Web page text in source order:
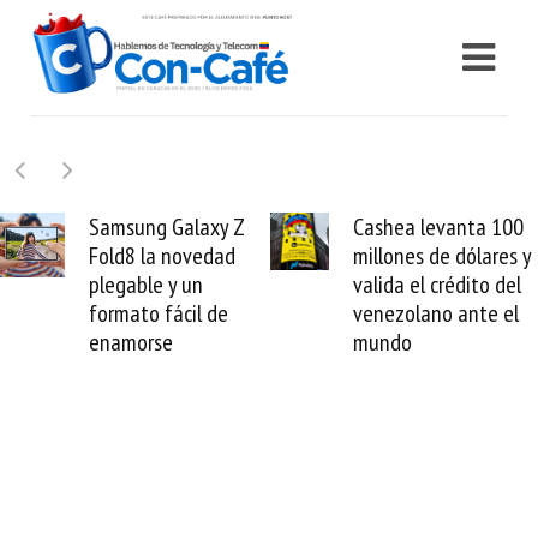
Samsung Galaxy Z
Fold8 la novedad
plegable y un
formato fácil de
enamorse
Cashea levanta 100
millones de dólares y
valida el crédito del
venezolano ante el
mundo